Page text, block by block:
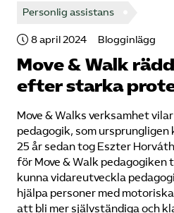
Personlig assistans
8 april 2024 Blogginlägg
Move & Walk
efter starka
Move & Walks verksamhet
pedagogik, som ursprungligen
25 år sedan tog Eszter
för Move & Walk pedagogiken
kunna vidareutveckla
hjälpa personer med
att bli mer självständiga och